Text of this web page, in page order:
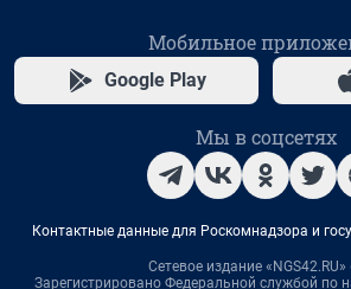
Мобильное
Google Play
Мы в соцсетях
Контактные данные для Роскомнадзора и
Сетевое издание «NGS42.RU»
Зарегистрировано Федеральной службой по